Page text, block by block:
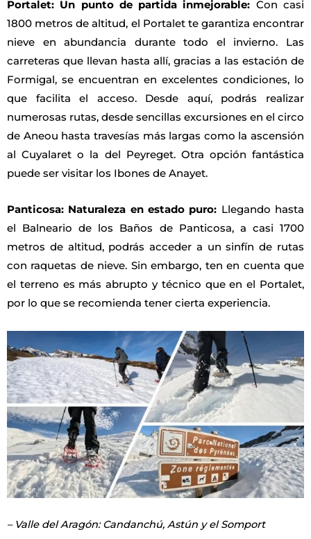
Portalet: Un punto de partida inmejorable: Con casi
1800 metros de altitud, el Portalet te garantiza encontrar
nieve en abundancia durante todo el invierno. Las
carreteras que llevan hasta allí, gracias a las estación de
Formigal, se encuentran en excelentes condiciones, lo
que facilita el acceso. Desde aquí, podrás realizar
numerosas rutas, desde sencillas excursiones en el circo
de Aneou hasta travesías más largas como la ascensión
al Cuyalaret o la del Peyreget. Otra opción fantástica
puede ser visitar los Ibones de Anayet.
Panticosa: Naturaleza en estado puro: Llegando hasta
el Balneario de los Baños de Panticosa, a casi 1700
metros de altitud, podrás acceder a un sinfín de rutas
con raquetas de nieve. Sin embargo, ten en cuenta que
el terreno es más abrupto y técnico que en el Portalet,
por lo que se recomienda tener cierta experiencia.
– Valle del Aragón: Candanchú, Astún y el Somport